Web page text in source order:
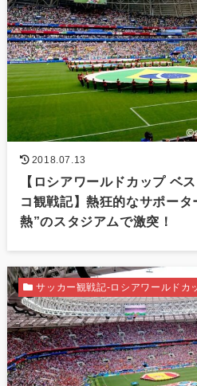
2018.07.13
【ロシアワールドカップ ベ
コ観戦記】熱狂的なサポー
熱”のスタジアムで激突！
サッカー観戦記-ロシアワールドカ